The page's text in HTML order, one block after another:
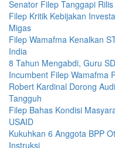
Senator Filep Tanggapi
Filep Kritik Kebijakan
Migas
Filep Wamafma Kenalkan
India
8 Tahun Mengabdi, Guru
Incumbent Filep Wamafma
Robert Kardinal Dorong
Tangguh
Filep Bahas Kondisi
USAID
Kukuhkan 6 Anggota BPP
Instruksi